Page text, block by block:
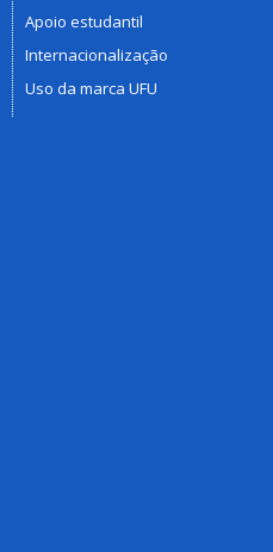
Apoio estudantil
Internacionalização
Uso da marca UFU